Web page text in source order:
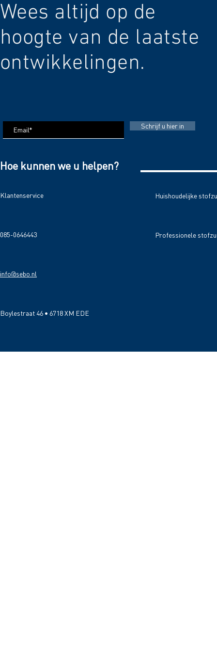
Wees altijd op de
hoogte van de laatste
ontwikkelingen.
Schrijf u hier in
Hoe kunnen we u helpen?
Klantenservice Huishoudelijke
085-0646443 Professionele
info@sebo.nl
Boylestraat 46 • 6718 XM EDE